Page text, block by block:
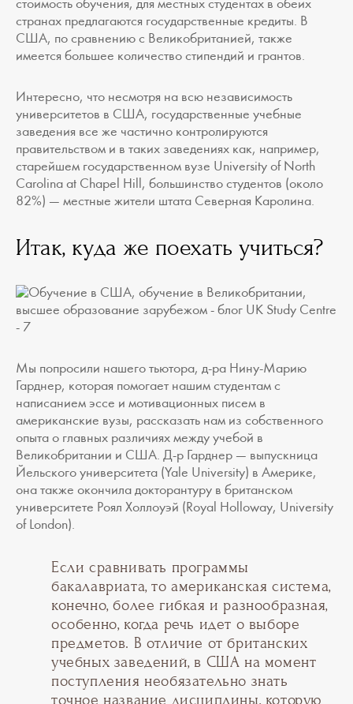
стоимость обучения, для местных студентах в обеих
странах предлагаются государственные кредиты. В
США, по сравнению с Великобританией, также
имеется большее количество стипендий и грантов.
Интересно, что несмотря на всю независимость
университетов в США, государственные учебные
заведения все же частично контролируются
правительством и в таких заведениях как, например,
старейшем государственном вузе University of North
Carolina at Chapel Hill, большинство студентов (около
82%) — местные жители штата Северная Каролина.
Итак, куда же поехать учиться?
Мы попросили нашего тьютора, д-ра Нину-Марию
Гарднер, которая помогает нашим студентам с
написанием эссе и мотивационных писем в
американские вузы, рассказать нам из собственного
опыта о главных различиях между учебой в
Великобритании и США. Д-р Гарднер — выпускница
Йельского университета (Yale University) в Америке,
она также окончила докторантуру в британском
университете Роял Холлоуэй (Royal Holloway, University
of London).
Если сравнивать программы
бакалавриата, то американская система,
конечно, более гибкая и разнообразная,
особенно, когда речь идет о выборе
предметов. В отличие от британских
учебных заведений, в США на момент
поступления необязательно знать
точное название дисциплины, которую